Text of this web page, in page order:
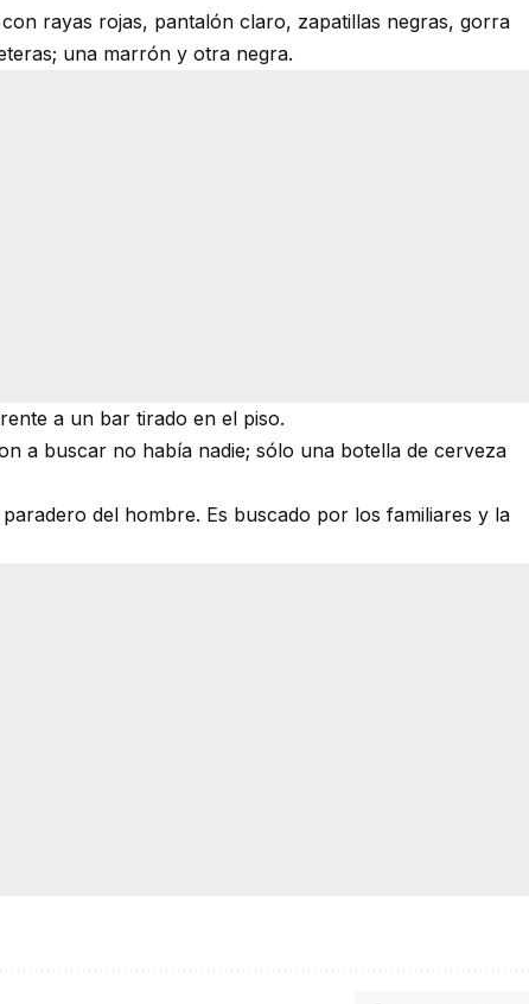
rayas rojas, pantalón claro, zapatillas negras, gorra
una marrón y otra negra.
a un bar tirado en el piso.
a buscar no había nadie; sólo una botella de cerveza
del hombre. Es buscado por los familiares y la